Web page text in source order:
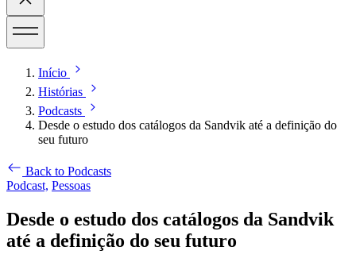
Início
Histórias
Podcasts
Desde o estudo dos catálogos da Sandvik até a definição do
seu futuro
Back to Podcasts
Podcast, Pessoas
Desde o estudo dos catálogos da Sandvik
até a definição do seu futuro